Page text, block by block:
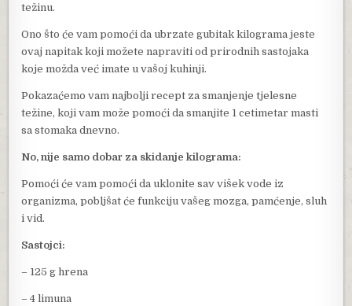
težinu.
Ono što će vam pomoći da ubrzate gubitak kilograma jeste
ovaj napitak koji možete napraviti od prirodnih sastojaka
koje možda već imate u vašoj kuhinji.
Pokazaćemo vam najbolji recept za smanjenje tjelesne
težine, koji vam može pomoći da smanjite 1 cetimetar masti
sa stomaka dnevno.
No, nije samo dobar za skidanje kilograma:
Pomoći će vam pomoći da uklonite sav višek vode iz
organizma, pobljšat će funkciju vašeg mozga, pamćenje, sluh
i vid.
Sastojci:
– 125 g hrena
– 4 limuna